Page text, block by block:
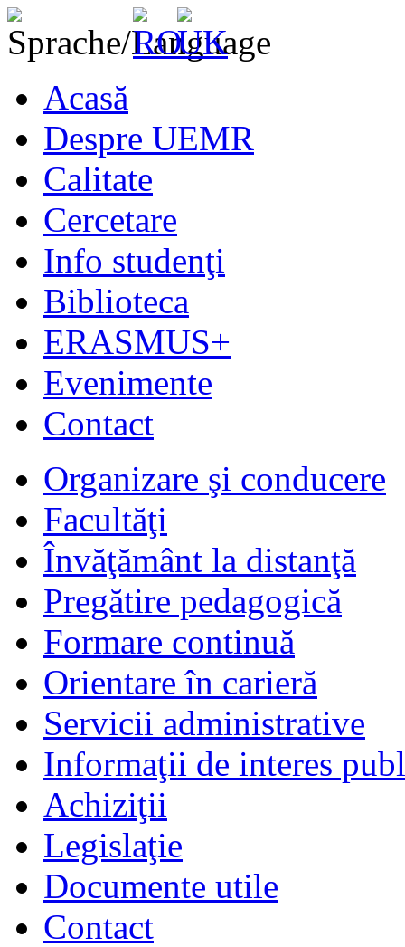
Acasă
Despre UEMR
Calitate
Cercetare
Info studenţi
Biblioteca
ERASMUS+
Evenimente
Contact
Organizare şi conducere
Facultăţi
Învăţământ la distanţă
Pregătire pedagogică
Formare continuă
Orientare în carieră
Servicii administrative
Informaţii de interes
Achiziţii
Legislaţie
Documente utile
Contact